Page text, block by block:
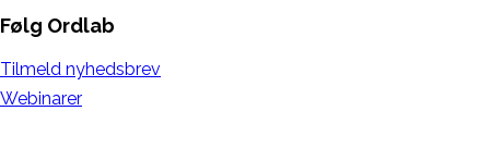
Følg Ordlab
Tilmeld nyhedsbrev
Webinarer